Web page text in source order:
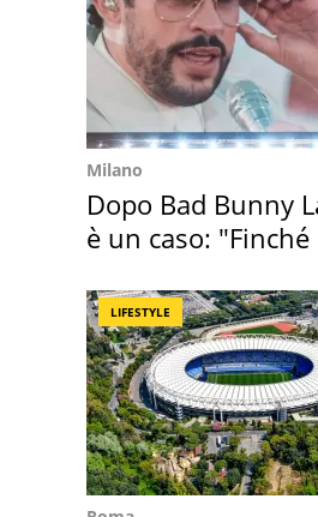
Milano
Dopo Bad Bunny
è un caso:
LIFESTYLE